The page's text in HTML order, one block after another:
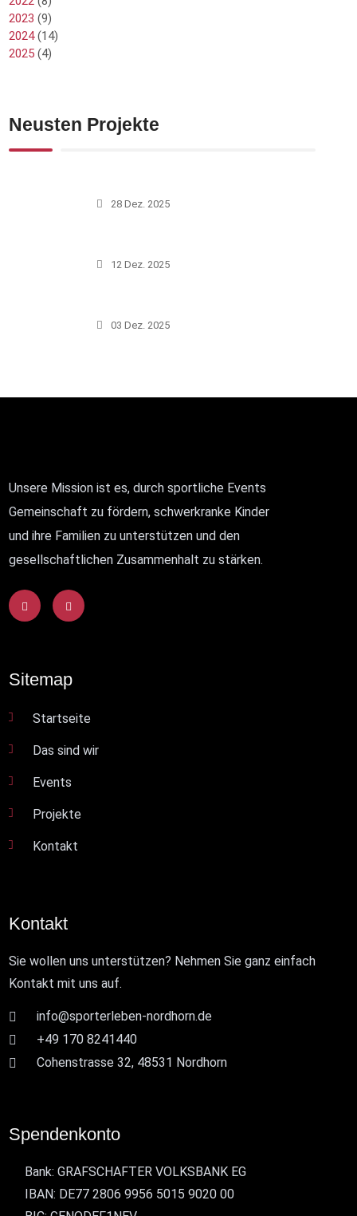
2023 (9)
2024 (14)
2025 (4)
Neusten Projekte
28 Dez. 2025
12 Dez. 2025
03 Dez. 2025
Unsere Mission ist es, durch sportliche Events
Gemeinschaft zu fördern, schwerkranke Kinder
und ihre Familien zu unterstützen und den
gesellschaftlichen Zusammenhalt zu stärken.
Sitemap
Startseite
Das sind wir
Events
Projekte
Kontakt
Kontakt
Sie wollen uns unterstützen? Nehmen Sie ganz einfach
Kontakt mit uns auf.
info@sporterleben-nordhorn.de
+49 170 8241440
Cohenstrasse 32, 48531 Nordhorn
Spendenkonto
Bank: GRAFSCHAFTER VOLKSBANK EG
IBAN: DE77 2806 9956 5015 9020 00